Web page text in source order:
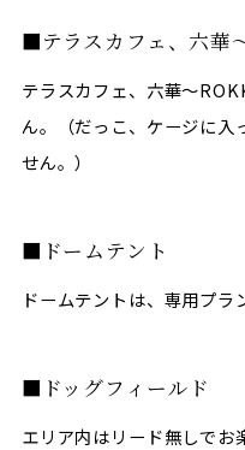
テラスカフェ、六華
テラスカフェ、六華～
ん。（だっこ、ケージに入
せん。）
ドームテント
ドームテントは、専用プラ
ドッグフィールド
エリア内はリード無しでお